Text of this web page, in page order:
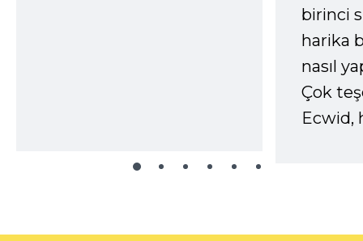
birinci
harika
nasıl
Çok
Ecwid,